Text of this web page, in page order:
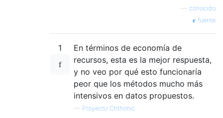
conocido
fuente
1
En términos de economía de
recursos, esta es la mejor respuesta,
y no veo por qué esto funcionaría
peor que los métodos mucho más
intensivos en datos propuestos.
— Proyecto Chthonic